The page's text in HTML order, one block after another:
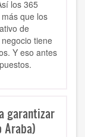
los 365
que los
de
tiene
Y eso antes
garantizar
Araba)